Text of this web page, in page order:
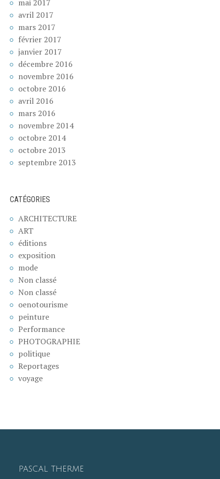
mai 2017
avril 2017
mars 2017
février 2017
janvier 2017
décembre 2016
novembre 2016
octobre 2016
avril 2016
mars 2016
novembre 2014
octobre 2014
octobre 2013
septembre 2013
CATÉGORIES
ARCHITECTURE
ART
éditions
exposition
mode
Non classé
Non classé
oenotourisme
peinture
Performance
PHOTOGRAPHIE
politique
Reportages
voyage
PASCAL THERME